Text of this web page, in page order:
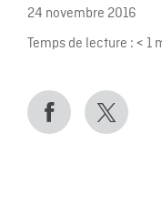
24 novembre 2016
Temps de lecture : < 1